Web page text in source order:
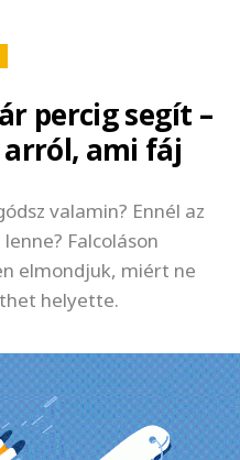
percig segít –
arról, ami fáj
valamin? Ennél az
Falcoláson
elmondjuk, miért ne
helyette.